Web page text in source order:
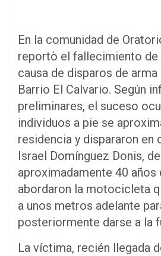
En la comunidad de
reportò el fallecimiento de
causa de disparos de
Barrio El Calvario. Según
preliminares, el suceso
individuos a pie se
residencia y dispararon en
Israel Domínguez Donis, de
aproximadamente 40 años
abordaron la motocicleta
a unos metros adelante
posteriormente darse a la
La víctima, recién llegada